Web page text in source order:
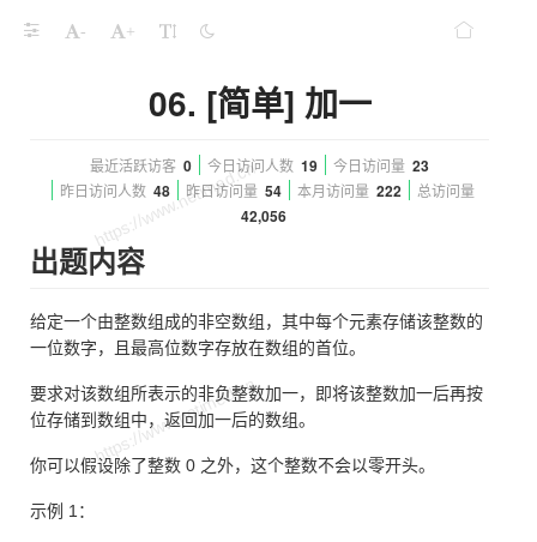
- +
06. [简单] 加一
最近活跃访客 0 今日访问人数 19 今日访问量 23
昨日访问人数 48 昨日访问量 54 本月访问量 222 总访问量
42,056
出题内容
给定一个由整数组成的非空数组，其中每个元素存储该整数的
一位数字，且最高位数字存放在数组的首位。
要求对该数组所表示的非负整数加一，即将该整数加一后再按
位存储到数组中，返回加一后的数组。
你可以假设除了整数 0 之外，这个整数不会以零开头。
示例 1：